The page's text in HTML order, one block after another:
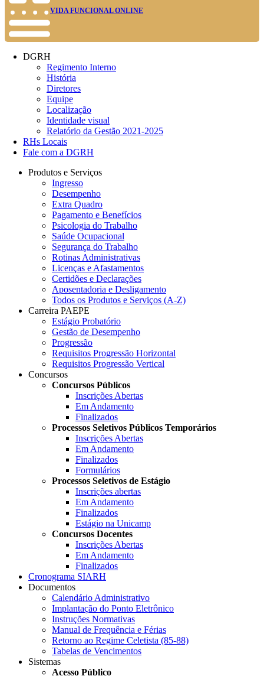
VIDA FUNCIONAL ONLINE
DGRH
Regimento Interno
História
Diretores
Equipe
Localização
Identidade visual
Relatório da Gestão 2021-2025
RHs Locais
Fale com a DGRH
Produtos e Serviços
Ingresso
Desempenho
Extra Quadro
Pagamento e Benefícios
Psicologia do Trabalho
Saúde Ocupacional
Segurança do Trabalho
Rotinas Administrativas
Licenças e Afastamentos
Certidões e Declarações
Aposentadoria e Desligamento
Todos os Produtos e Serviços (A-Z)
Carreira PAEPE
Estágio Probatório
Gestão de Desempenho
Progressão
Requisitos Progressão Horizontal
Requisitos Progressão Vertical
Concursos
Concursos Públicos
Inscrições Abertas
Em Andamento
Finalizados
Processos Seletivos Públicos Temporários
Inscrições Abertas
Em Andamento
Finalizados
Formulários
Processos Seletivos de Estágio
Inscrições abertas
Em Andamento
Finalizados
Estágio na Unicamp
Concursos Docentes
Inscrições Abertas
Em Andamento
Finalizados
Cronograma SIARH
Documentos
Calendário Administrativo
Implantação do Ponto Eletrônico
Instruções Normativas
Manual de Frequência e Férias
Retorno ao Regime Celetista (85-88)
Tabelas de Vencimentos
Sistemas
Acesso Público